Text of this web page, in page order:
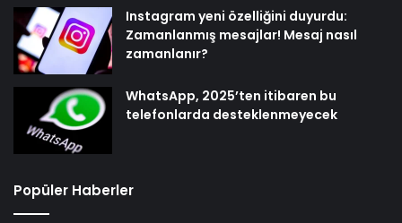
Instagram yeni özelliğini duyurdu:
Zamanlanmış mesajlar! Mesaj nasıl
zamanlanır?
WhatsApp, 2025’ten itibaren bu
telefonlarda desteklenmeyecek
Popüler Haberler